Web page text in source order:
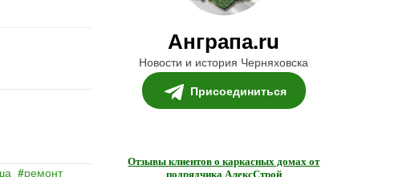
ремонт
Анграпа.ru
Новости и история Черняховска
Присоединиться
Отзывы клиентов о каркасных домах от
подрядчика АлексСтрой